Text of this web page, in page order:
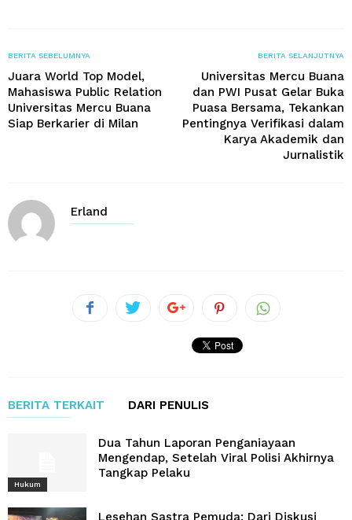
BERITA SEBELUMNYA
Juara World Top Model,
Mahasiswa Public Relation
Universitas Mercu Buana
Siap Berkarier di Milan
BERITA SELANJUTNYA
Universitas Mercu Buana
dan PWI Pusat Gelar Buka
Puasa Bersama, Tekankan
Pentingnya Verifikasi dalam
Karya Akademik dan
Jurnalistik
Erland
BERITA TERKAIT DARI PENULIS
Hukum
Dua Tahun Laporan Penganiayaan
Mengendap, Setelah Viral Polisi Akhirnya
Tangkap Pelaku
Lesehan Sastra Pemuda: Dari Diskusi